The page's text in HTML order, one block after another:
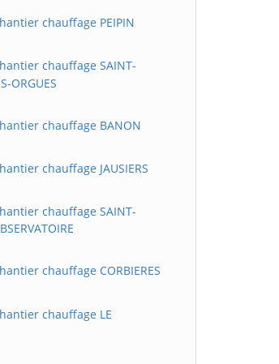
chauffage PEIPIN
chauffage SAINT-
ORGUES
chauffage BANON
chauffage JAUSIERS
chauffage SAINT-
chauffage CORBIERES
chauffage LE